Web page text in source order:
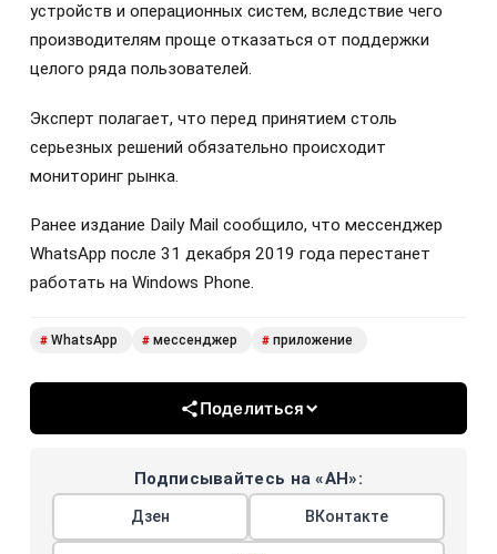
устройств и операционных систем, вследствие чего
производителям проще отказаться от поддержки
целого ряда пользователей.
Эксперт полагает, что перед принятием столь
серьезных решений обязательно происходит
мониторинг рынка.
Ранее издание Daily Mail сообщило, что мессенджер
WhatsApp после 31 декабря 2019 года перестанет
работать на Windows Phone.
# WhatsApp # мессенджер # приложение
Поделиться
Подписывайтесь на «АН»:
Дзен ВКонтакте